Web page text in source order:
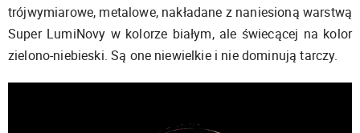
trójwymiarowe, metalowe, nakładane z naniesioną warstwą
Super LumiNovy w kolorze białym, ale świecącej na kolor
zielono-niebieski. Są one niewielkie i nie dominują tarczy.